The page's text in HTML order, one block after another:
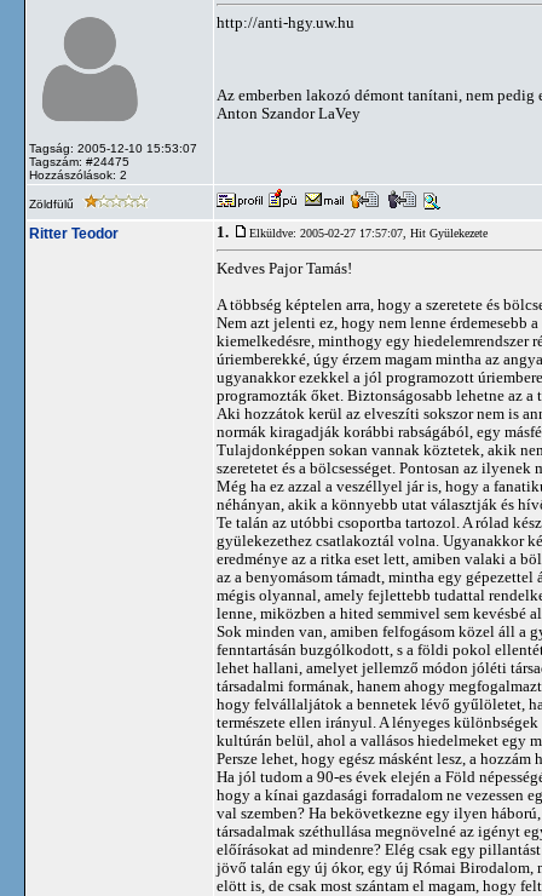
Tagság: 2005-12-10 15:53:07
Tagszám: #24475
Hozzászólások: 2
http://anti-hgy.uw.hu
Az emberben lakozó démont tanítani, nem
Anton Szandor LaVey
Zöldfülű
Ritter Teodor 1. Elküldve: 2005-02-27 17:57:07, Hit Gyülekezete
Kedves Pajor Tamás!
A többség képtelen arra, hogy a szeretete és
Nem azt jelenti ez, hogy nem lenne érdemesebb
kiemelkedésre, minthogy egy hiedelemrendszer
úriemberekké, úgy érzem magam mintha az
ugyanakkor ezekkel a jól programozott
programozták őket. Biztonságosabb lehetne az
Aki hozzátok kerül az elveszíti sokszor nem is
normák kiragadják korábbi rabságából, egy
Tulajdonképpen sokan vannak köztetek, akik
szeretetet és a bölcsességet. Pontosan az
Még ha ez azzal a veszéllyel jár is, hogy a
néhányan, akik a könnyebb utat választják és
Te talán az utóbbi csoportba tartozol. A rólad
gyülekezethez csatlakoztál volna. Ugyanakkor
eredménye az a ritka eset lett, amiben valaki a
az a benyomásom támadt, mintha egy
mégis olyannal, amely fejlettebb tudattal
lenne, miközben a hited semmivel sem kevésbé
Sok minden van, amiben felfogásom közel áll a
fenntartásán buzgólkodott, s a földi pokol
lehet hallani, amelyet jellemző módon jóléti
társadalmi formának, hanem ahogy
hogy felvállaljátok a bennetek lévő gyűlöletet,
természete ellen irányul. A lényeges
kultúrán belül, ahol a vallásos hiedelmeket egy
Persze lehet, hogy egész másként lesz, a
Ha jól tudom a 90-es évek elején a Föld
hogy a kínai gazdasági forradalom ne vezessen
val szemben? Ha bekövetkezne egy ilyen
társadalmak széthullása megnövelné az igényt
előírásokat ad mindenre? Elég csak egy
jövő talán egy új ókor, egy új Római Birodalom,
elött is, de csak most szántam el magam, hogy